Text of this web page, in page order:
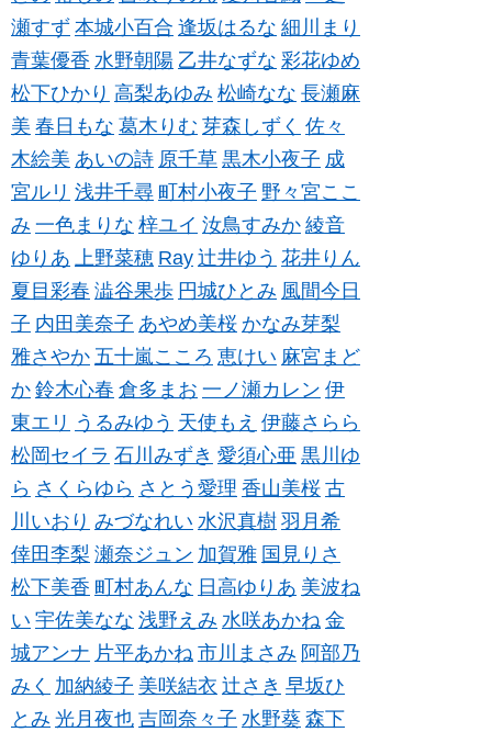
瀬すず 本城小百合 逢坂はるな 細川まり
青葉優香 水野朝陽 乙井なずな 彩花ゆめ
松下ひかり 高梨あゆみ 松崎なな 長瀬麻
美 春日もな 葛木りむ 芽森しずく 佐々
木絵美 あいの詩 原千草 黒木小夜子 成
宮ルリ 浅井千尋 町村小夜子 野々宮ここ
み 一色まりな 梓ユイ 汝鳥すみか 綾音
ゆりあ 上野菜穂 Ray 辻井ゆう 花井りん
夏目彩春 澁谷果歩 円城ひとみ 風間今日
子 内田美奈子 あやめ美桜 かなみ芽梨
雅さやか 五十嵐こころ 恵けい 麻宮まど
か 鈴木心春 倉多まお 一ノ瀬カレン 伊
東エリ うるみゆう 天使もえ 伊藤さらら
松岡セイラ 石川みずき 愛須心亜 黒川ゆ
ら さくらゆら さとう愛理 香山美桜 古
川いおり みづなれい 水沢真樹 羽月希
倖田李梨 瀬奈ジュン 加賀雅 国見りさ
松下美香 町村あんな 日高ゆりあ 美波ね
い 宇佐美なな 浅野えみ 水咲あかね 金
城アンナ 片平あかね 市川まさみ 阿部乃
みく 加納綾子 美咲結衣 辻さき 早坂ひ
とみ 光月夜也 吉岡奈々子 水野葵 森下